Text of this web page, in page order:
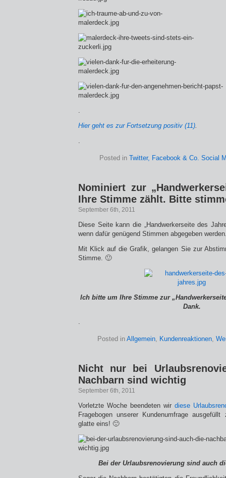
.
Hier geht es zur Fortsetzung positiv (11).
.
Posted in Twitter, Facebook & Co. Social
Nominiert zur
Ihre Stimme zählt. Bitte
September 6th, 2011
Diese Seite kann die „Handwerkerseite des
wenn dafür genügend Stimmen abgegeben
Mit Klick auf die Grafik, gelangen Sie zur
Stimme. 🙂
Ich bitte um Ihre Stimme zur
Dank.
.
Posted in Allgemein, Kundenreaktionen,
Nicht nur bei
Nachbarn sind wichtig
September 6th, 2011
Vorletzte Woche beendeten wir diese
Fragebogen unserer Kundenumfrage
glatte eins! 🙂
Bei der Urlaubsrenovierung sind auch